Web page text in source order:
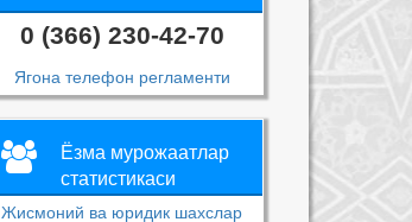
0 (366) 230-42-70
Ягона телефон регламенти
Ёзма мурожаатлар
статистикаси
Жисмоний ва юридик шахслар